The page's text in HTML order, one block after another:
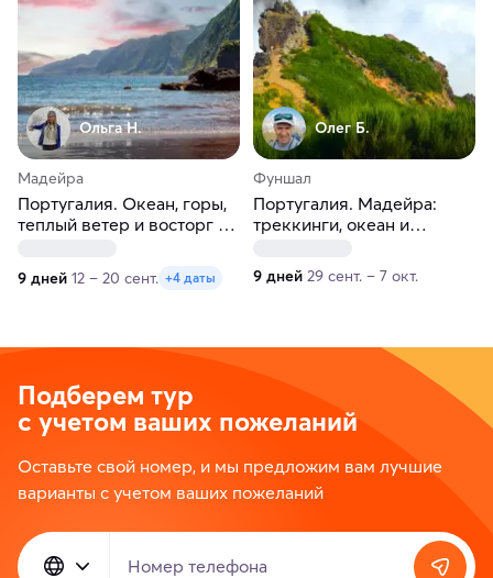
Ольга Н.
Мадейра
Португалия. Океан, горы,
теплый ветер и восторг —
9 дней 12 – 20 сент. +4 даты
Олег Б.
Фуншал
Португалия. Мадейра:
треккинги, океан и
9 дней 29 сент. – 7 окт.
Подберем тур
с учетом ваших пожеланий
Оставьте свой номер, и мы предложим вам лучшие
варианты с учетом ваших пожеланий
Номер телефона